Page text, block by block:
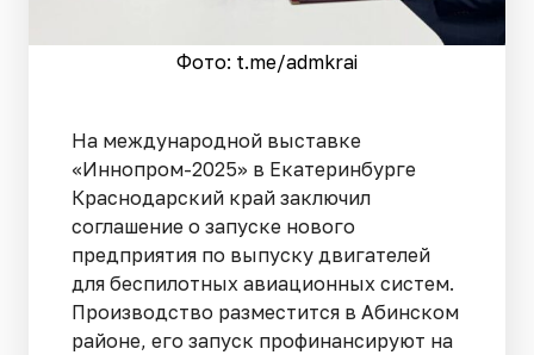
Фото: t.me/admkrai
На международной выставке
«Иннопром-2025» в Екатеринбурге
Краснодарский край заключил
соглашение о запуске нового
предприятия по выпуску двигателей
для беспилотных авиационных систем.
Производство разместится в Абинском
районе, его запуск профинансируют на